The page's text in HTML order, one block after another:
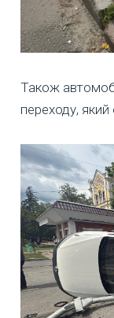
Також
переходу,